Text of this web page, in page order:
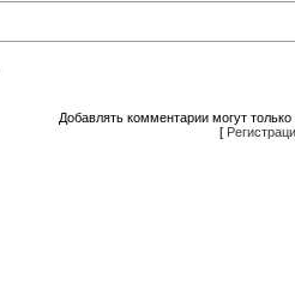
Добавлять комментарии могут
[